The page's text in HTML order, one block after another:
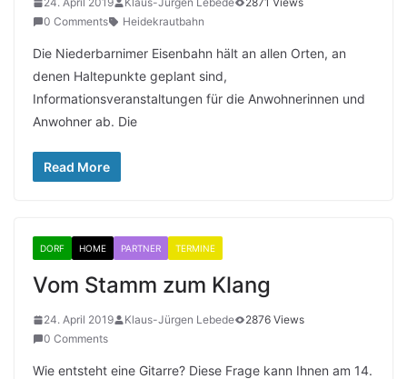
0 Comments
Heidekrautbahn
Die Niederbarnimer Eisenbahn hält an allen Orten, an
denen Haltepunkte geplant sind,
Informationsveranstaltungen für die Anwohnerinnen und
Anwohner ab. Die
Read More
DORF HOME PARTNER TERMINE
Vom Stamm zum Klang
24. April 2019 Klaus-Jürgen Lebede
2876 Views
0 Comments
Wie entsteht eine Gitarre? Diese Frage kann Ihnen am 14.